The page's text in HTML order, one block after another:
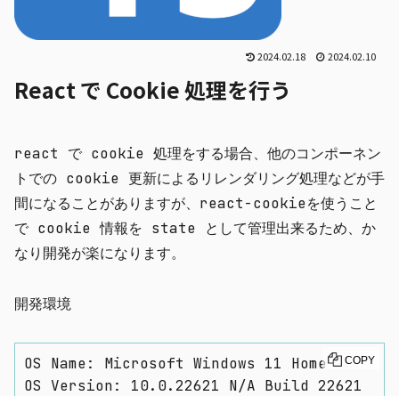
2024.02.18 2024.02.10
React で Cookie 処理を行う
react で cookie 処理をする場合、他のコンポーネン
トでの cookie 更新によるリレンダリング処理などが手
間になることがありますが、 react-cookieを使うこと
で cookie 情報を state として管理出来るため、か
なり開発が楽になります。
開発環境
OS Name: Microsoft Windows 11 Home
OS Version: 10.0.22621 N/A Build 22621
COPY